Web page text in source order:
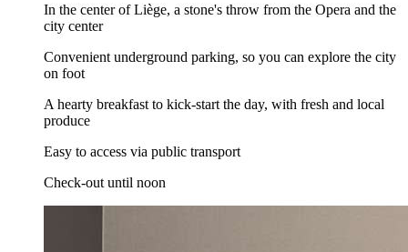
In the center of Liège, a stone's throw from the Opera and the
city center
Convenient underground parking, so you can explore the city
on foot
A hearty breakfast to kick-start the day, with fresh and local
produce
Easy to access via public transport
Check-out until noon